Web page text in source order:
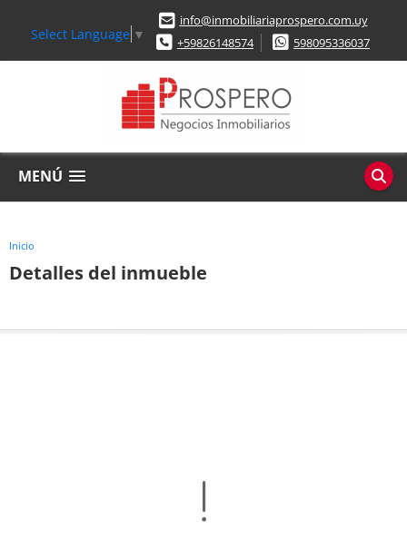
Select Language ▼
info@inmobiliariaprospero.com.uy
+59826148574
598095336037
MENÚ
Inicio
Detalles del inmueble